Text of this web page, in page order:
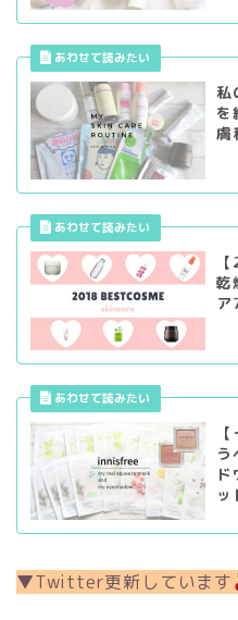
私
を
膚
乾
ア
う
ッ
▼Twitter更新しています